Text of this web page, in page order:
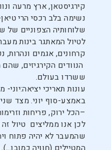
קירגיסטאן, ארץ מרעה
נשימה בלב רכסי הרי
שלוחותיה הצפוניים של
לטיול המאתגר בינות
קרחונים, אגמים
הנוודים הקירגיזים, שהם
ששרדו בעולם.
עונות תאריכי
באמצע-סוף יוני. מצד
–הכל ירוק, פריחות
לכן אנו ממליצים טיול זה
שהמעבר לא יהיה פתוח